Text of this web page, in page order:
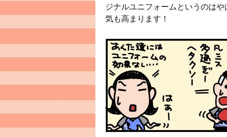
ジナルユニフォームというのは
気も高まります！